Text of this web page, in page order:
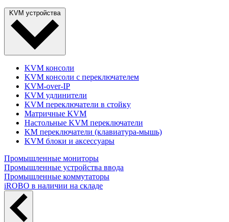
KVM устройства
KVM консоли
KVM консоли с переключателем
KVM-over-IP
KVM удлинители
KVM переключатели в стойку
Матричные KVM
Настольные KVM переключатели
KM переключатели (клавиатура-мышь)
KVM блоки и аксессуары
Промышленные мониторы
Промышленные устройства ввода
Промышленные коммутаторы
iROBO в наличии на складе